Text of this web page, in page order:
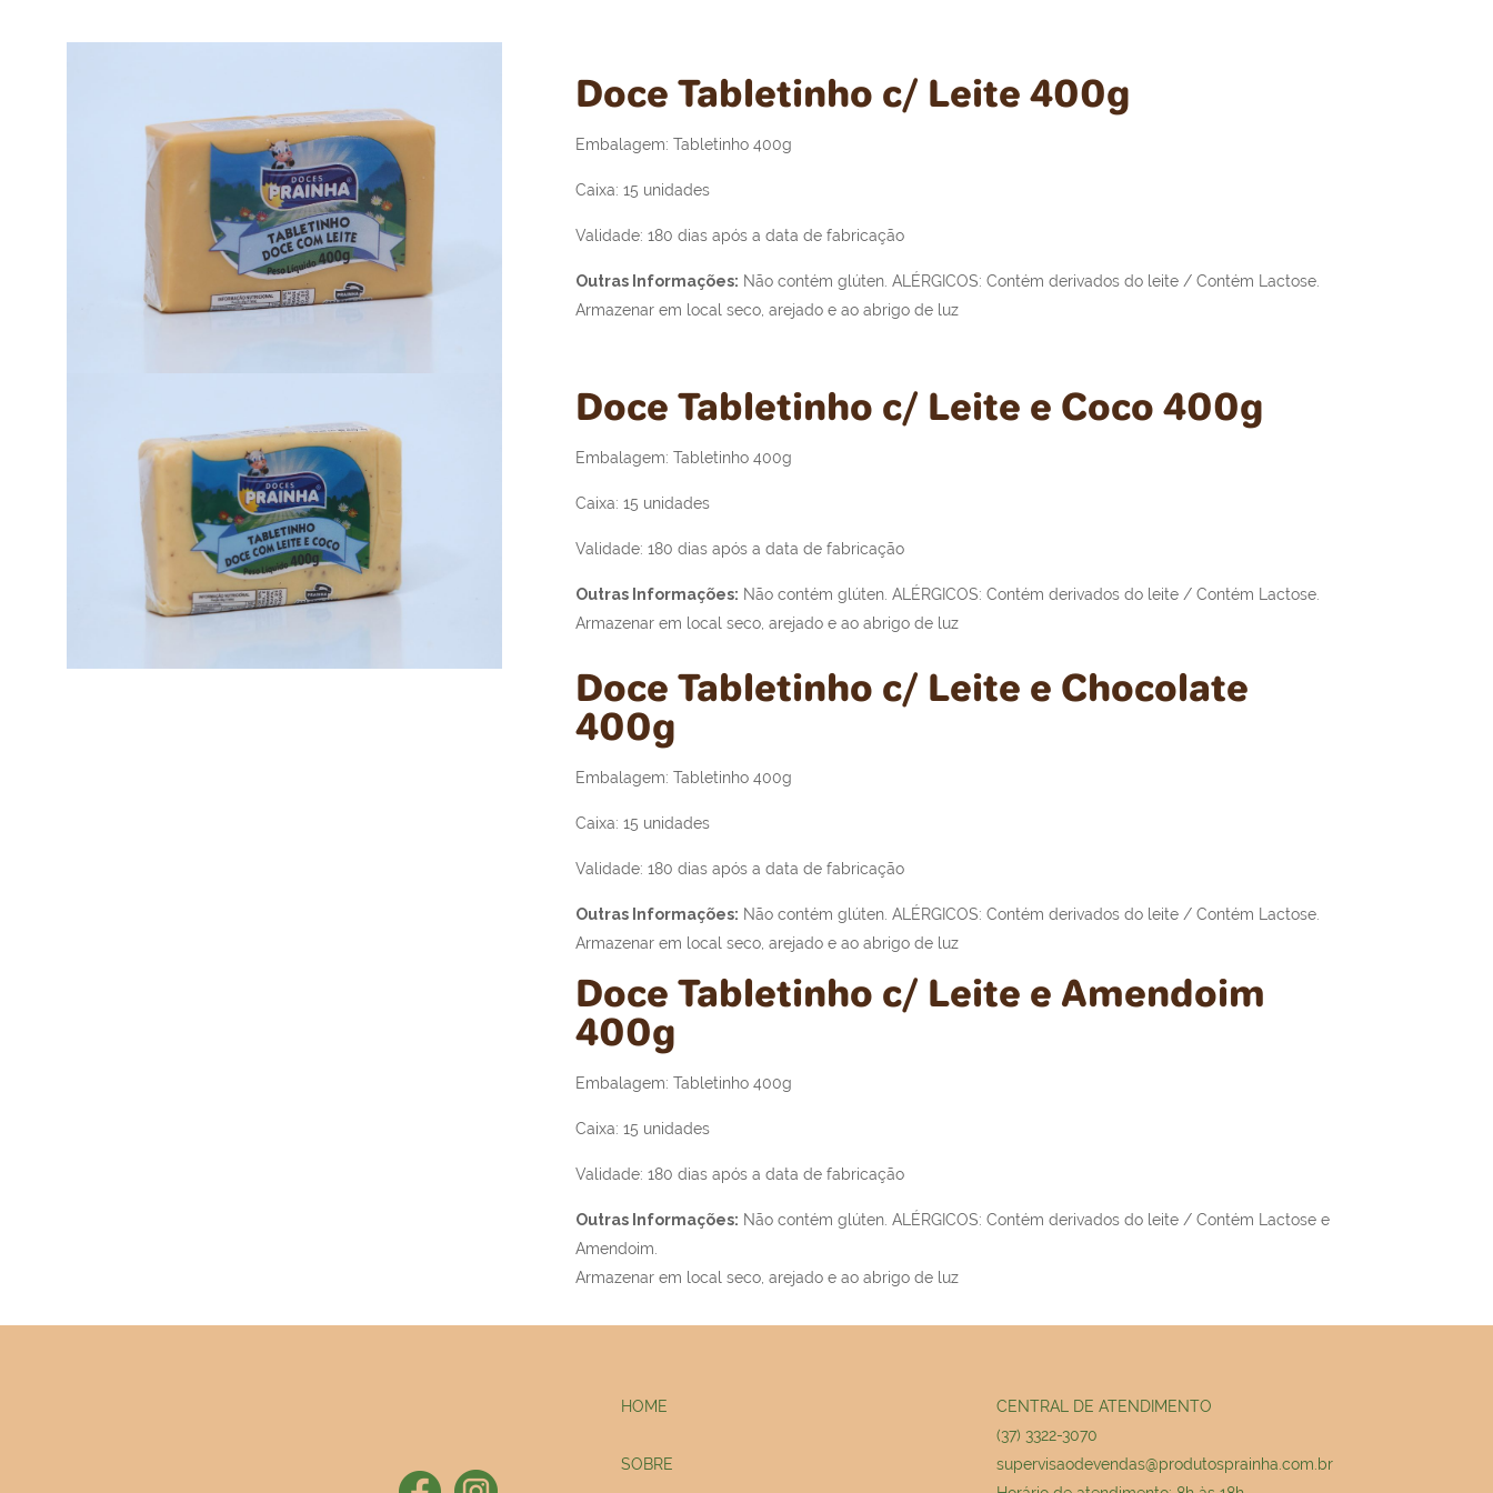
Doce Tabletinho c/ Leite 400g
Embalagem: Tabletinho 400g
Caixa: 15 unidades
Validade: 180 dias após a data de fabricação
Outras Informações: Não contém glúten. ALÉRGICOS: Contém derivados do leite / Contém Lactose.
Armazenar em local seco, arejado e ao abrigo de luz
Doce Tabletinho c/ Leite e Coco 400g
Embalagem: Tabletinho 400g
Caixa: 15 unidades
Validade: 180 dias após a data de fabricação
Outras Informações: Não contém glúten. ALÉRGICOS: Contém derivados do leite / Contém Lactose.
Armazenar em local seco, arejado e ao abrigo de luz
Doce Tabletinho c/ Leite e Chocolate
400g
Embalagem: Tabletinho 400g
Caixa: 15 unidades
Validade: 180 dias após a data de fabricação
Outras Informações: Não contém glúten. ALÉRGICOS: Contém derivados do leite / Contém Lactose.
Armazenar em local seco, arejado e ao abrigo de luz
Doce Tabletinho c/ Leite e Amendoim
400g
Embalagem: Tabletinho 400g
Caixa: 15 unidades
Validade: 180 dias após a data de fabricação
Outras Informações: Não contém glúten. ALÉRGICOS: Contém derivados do leite / Contém Lactose e
Amendoim.
Armazenar em local seco, arejado e ao abrigo de luz
HOME
SOBRE
CENTRAL DE ATENDIMENTO
(37) 3322-3070
supervisaodevendas@produtosprainha.com.br